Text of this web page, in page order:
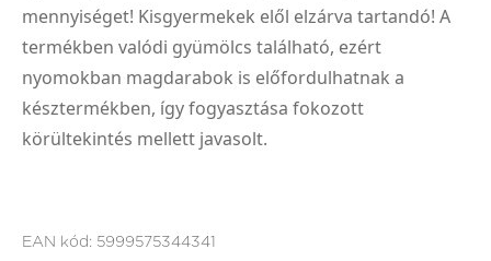
mennyiséget! Kisgyermekek elől elzárva tartandó! A
termékben valódi gyümölcs található, ezért
nyomokban magdarabok is előfordulhatnak a
késztermékben, így fogyasztása fokozott
körültekintés mellett javasolt.
EAN kód: 5999575344341